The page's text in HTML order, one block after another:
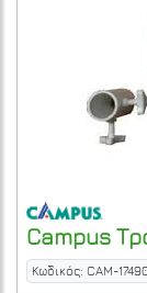
Campus
Κωδικός: CAM-